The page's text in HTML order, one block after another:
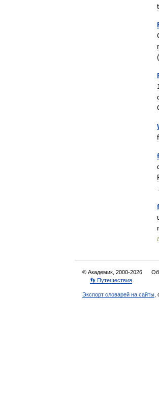
(
© Академик, 2000-2026
👣 Путешествия
Экспорт словарей на сайты